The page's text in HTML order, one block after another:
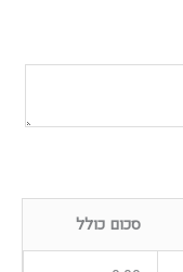
סכום כולל